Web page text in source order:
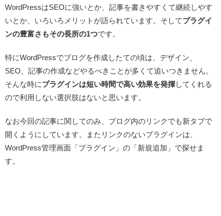
WordPressはSEOに強いとか、記事を書きやすくて継続しやす
いとか、いろいろメリットが語られています。そしてプラグイ
ンの豊富さもその長所の1つです。
特にWordPressでブログを作成したての頃は、デザイン、
SEO、記事の作成などやるべきことが多くて追いつきません。
そんな時にプラグインは短い時間で高い効果を発揮してくれる
ので利用しない選択肢はないと思います。
なお今回の記事に関してのみ、ブログ内のリンクでも新タブで
開くようにしています。またリンクのないプラグインは、
WordPress管理画面「プラグイン」の「新規追加」で探せま
す。